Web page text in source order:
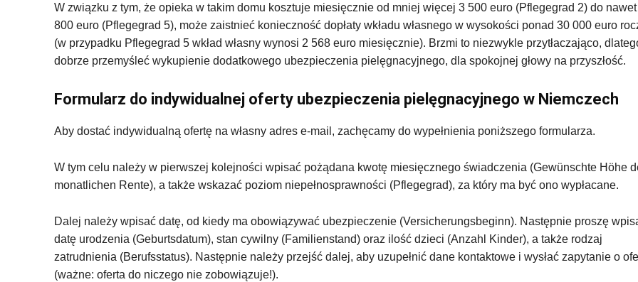
W związku z tym, że opieka w takim domu kosztuje miesięcznie od mniej więcej 3 500 euro (Pflegegrad 2) do
800 euro (Pflegegrad 5), może zaistnieć konieczność dopłaty wkładu własnego w wysokości ponad 30 000 euro
(w przypadku Pflegegrad 5 wkład własny wynosi 2 568 euro miesięcznie). Brzmi to niezwykle przytłaczająco,
dobrze przemyśleć wykupienie dodatkowego ubezpieczenia pielęgnacyjnego, dla spokojnej głowy na przyszłość.
Formularz do indywidualnej oferty ubezpieczenia pielęgnacyjnego w Niemczech
Aby dostać indywidualną ofertę na własny adres e-mail, zachęcamy do wypełnienia poniższego formularza.
W tym celu należy w pierwszej kolejności wpisać pożądana kwotę miesięcznego świadczenia (Gewünschte Höhe
monatlichen Rente), a także wskazać poziom niepełnosprawności (Pflegegrad), za który ma być ono wypłacane.
Dalej należy wpisać datę, od kiedy ma obowiązywać ubezpieczenie (Versicherungsbeginn). Następnie proszę
datę urodzenia (Geburtsdatum), stan cywilny (Familienstand) oraz ilość dzieci (Anzahl Kinder), a także rodzaj
zatrudnienia (Berufsstatus). Następnie należy przejść dalej, aby uzupełnić dane kontaktowe i wysłać zapytanie o
(ważne: oferta do niczego nie zobowiązuje!).